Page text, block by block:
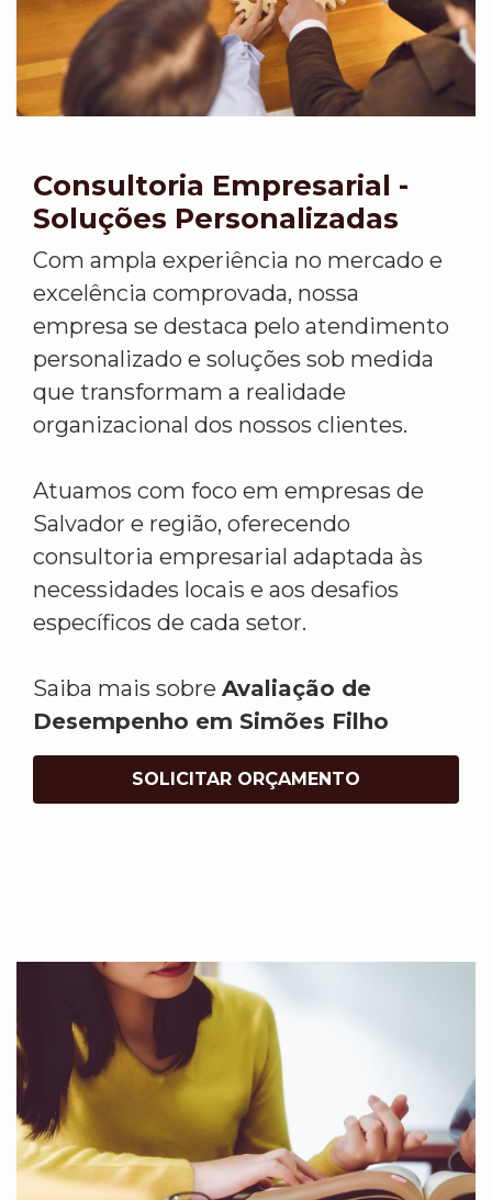
Consultoria Empresarial -
Soluções Personalizadas
Com ampla experiência no mercado e
excelência comprovada, nossa
empresa se destaca pelo atendimento
personalizado e soluções sob medida
que transformam a realidade
organizacional dos nossos clientes.
Atuamos com foco em empresas de
Salvador e região, oferecendo
consultoria empresarial adaptada às
necessidades locais e aos desafios
específicos de cada setor.
Saiba mais sobre Avaliação de
Desempenho em Simões Filho
SOLICITAR ORÇAMENTO